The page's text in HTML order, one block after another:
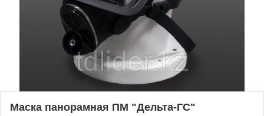
Маска панорамная ПМ "Дельта-ГС"